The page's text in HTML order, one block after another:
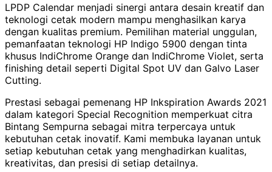
LPDP Calendar menjadi sinergi antara desain kreatif dan
teknologi cetak modern mampu menghasilkan karya
dengan kualitas premium. Pemilihan material unggulan,
pemanfaatan teknologi HP Indigo 5900 dengan tinta
khusus IndiChrome Orange dan IndiChrome Violet, serta
finishing detail seperti Digital Spot UV dan Galvo Laser
Cutting.
Prestasi sebagai pemenang HP Inkspiration Awards 2021
dalam kategori Special Recognition memperkuat citra
Bintang Sempurna sebagai mitra terpercaya untuk
kebutuhan cetak inovatif. Kami membuka layanan untuk
setiap kebutuhan cetak yang menghadirkan kualitas,
kreativitas, dan presisi di setiap detailnya.